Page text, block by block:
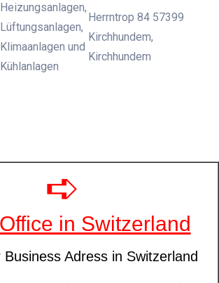
Heizungsanlagen,
Lüftungsanlagen,
Klimaanlagen und
Kühlanlagen
Herrntrop 84 57399
Kirchhundem,
Kirchhundem